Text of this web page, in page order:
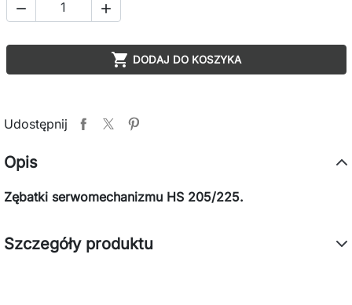
 
 DODAJ DO KOSZYKA
Udostępnij
Opis
Zębatki serwomechanizmu HS 205/225.
Szczegóły produktu